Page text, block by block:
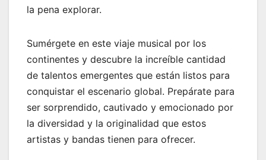
la pena explorar.
Sumérgete en este viaje musical por los
continentes y descubre la increíble cantidad
de talentos emergentes que están listos para
conquistar el escenario global. Prepárate para
ser sorprendido, cautivado y emocionado por
la diversidad y la originalidad que estos
artistas y bandas tienen para ofrecer.